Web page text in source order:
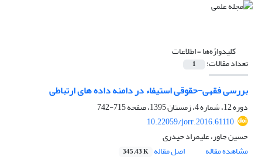
کلیدواژه‌ها =اطلاعات
تعداد مقالات: 1
بررسی فقهی-حقوقی استیفاء در دامنه داده های ارتباطی
دوره 12، شماره 4، زمستان 1395، صفحه
715-742
10.22059/jorr.2016.61110
حسین جاور، علیمراد حیدری
مشاهده مقاله
اصل مقاله 345.43 K